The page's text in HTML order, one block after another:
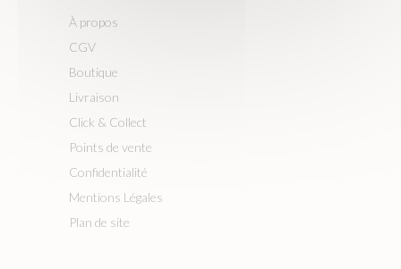
À propos
CGV
Boutique
Livraison
Click & Collect
Points de vente
Confidentialité
Mentions Légales
Plan de site